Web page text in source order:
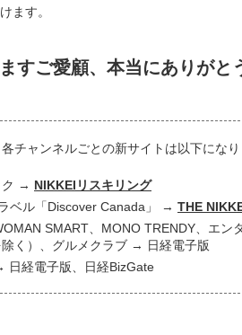
ます。
すご愛顧、 本当にありがと
各チャンネルごとの新サイトは以下になり
NIKKEIリスキリング
ベル「Discover Canada」
THE
SMART、MONO TRENDY、エン
く）、グルメクラブ
日経電子版
日経電子版、日経BizGate